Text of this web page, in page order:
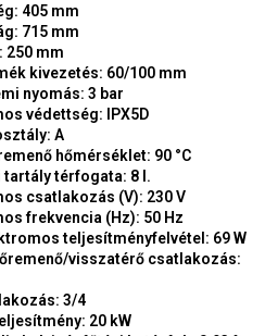
405 mm
715 mm
250 mm
kivezetés: 60/100 mm
nyomás: 3 bar
védettség: IPX5D
A
hőmérséklet: 90 °C
tartály térfogata: 8 l.
csatlakozás (V): 230 V
frekvencia (Hz): 50 Hz
teljesítményfelvétel: 69 W
visszatérő csatlakozás:
3/4
20 kW